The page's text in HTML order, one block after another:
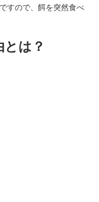
すので、餌を突然食べ
は？